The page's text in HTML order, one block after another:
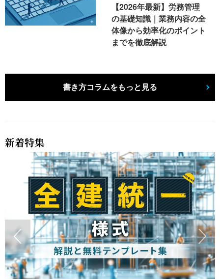
【2026年最新】労務管理
の基礎知識｜業務内容の全
体像から効率化のポイント
までを徹底解説
書き方コラムをもっと見る
新着特集